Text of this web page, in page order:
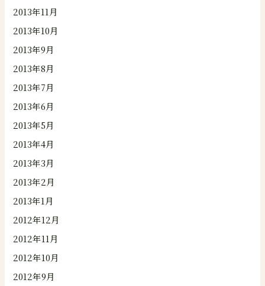
2013年11月
2013年10月
2013年9月
2013年8月
2013年7月
2013年6月
2013年5月
2013年4月
2013年3月
2013年2月
2013年1月
2012年12月
2012年11月
2012年10月
2012年9月